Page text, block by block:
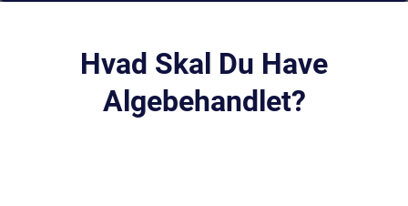
Hvad Skal Du Have
Algebehandlet?